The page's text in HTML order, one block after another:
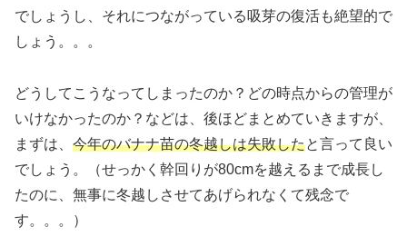
でしょうし、それにつながっている吸芽の復活も絶望的で
しょう。。。
どうしてこうなってしまったのか？どの時点からの管理が
いけなかったのか？などは、後ほどまとめていきますが、
まずは、 今年のバナナ苗の冬越しは失敗したと言って良い
でしょう。（せっかく幹回りが80cmを越えるまで成長し
たのに、無事に冬越しさせてあげられなくて残念で
す。。。）